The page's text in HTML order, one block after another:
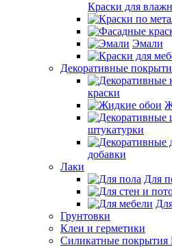
Краски для
Эмали
Декоративные
краски
штукатурки
добавки
Лаки
Для
Грунтовки
Клеи и герметики
Силикатные